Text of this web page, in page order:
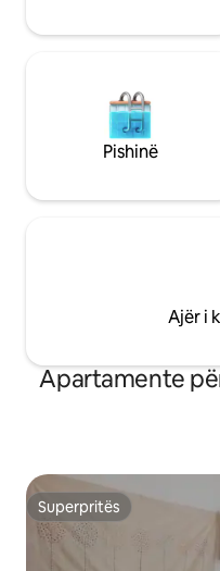
Pishinë
Ajër i
Apartamente
Superpritës
Superpritës